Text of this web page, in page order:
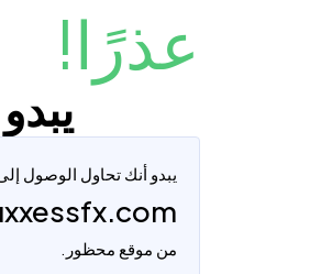
عذرًا!
يبدو أنك تحاول الوصول
من موقع محظور.